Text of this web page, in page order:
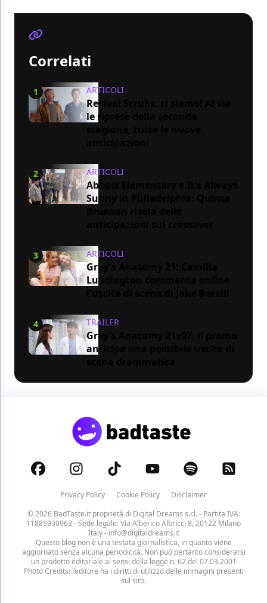
Correlati
1 ARTICOLI
Revival Scrubs, ci siamo! Al via
le riprese della seconda
2 ARTICOLI
Abbott Elementary e It's Always
Sunny in Philadelphia: Quinta
3 ARTICOLI
Grey's Anatomy 21: Camilla
Luddington commenta online
4 TRAILER
Grey's Anatomy 21x07: il promo
anticipa una possibile uscita di
Privacy Policy Cookie Policy
Disclaimer
© 2026 BadTaste.it proprietà di Digital Dreams s.r.l.- Partita IVA:
11885930963 - Sede legale: Via Alberico Albricci 8, 20122 Milano
Italy - info@digitaldreams.it
Questo blog non è una testata giornalistica, in quanto viene
aggiornato senza alcuna periodicità. Non può pertanto considerarsi
un prodotto editoriale ai sensi della legge n. 62 del 07.03.2001
Photo Credits: l’editore ha i diritti di utilizzo delle immagini presenti
sul sito.